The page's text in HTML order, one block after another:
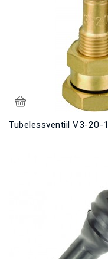
Tubelessventiil V3-20-1